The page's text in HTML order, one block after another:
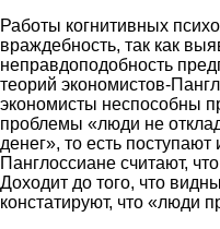
Работы когнитивных
враждебность, так как
неправдоподобность
теорий экономистов-
экономисты неспособны
проблемы «люди не
денег», то есть
Панглоссиане считают,
Доходит до того, что
констатируют, что «люди